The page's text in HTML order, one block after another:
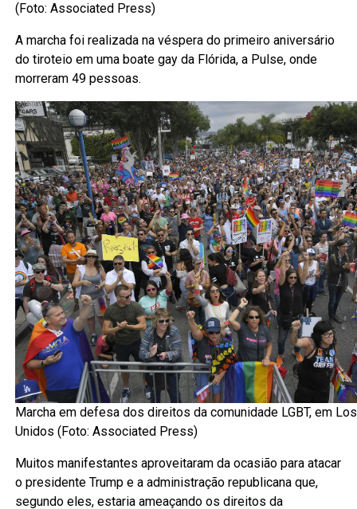
(Foto: Associated Press)
A marcha foi realizada na véspera do primeiro aniversário
do tiroteio em uma boate gay da Flórida, a Pulse, onde
morreram 49 pessoas.
Marcha em defesa dos direitos da comunidade LGBT, em
Unidos (Foto: Associated Press)
Muitos manifestantes aproveitaram da ocasião para atacar
o presidente Trump e a administração republicana que,
segundo eles, estaria ameaçando os direitos da